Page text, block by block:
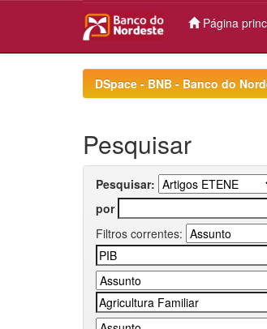
Página
DSpace - BNB - Banco do
Pesquisar
Pesquisar:
por
Filtros correntes: